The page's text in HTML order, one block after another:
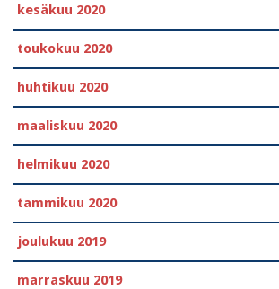
kesäkuu 2020
toukokuu 2020
huhtikuu 2020
maaliskuu 2020
helmikuu 2020
tammikuu 2020
joulukuu 2019
marraskuu 2019